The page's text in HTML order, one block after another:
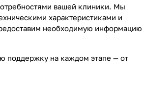
вашей клиники. Мы
характеристиками и
необходимую информацию
поддержку на каждом этапе — от